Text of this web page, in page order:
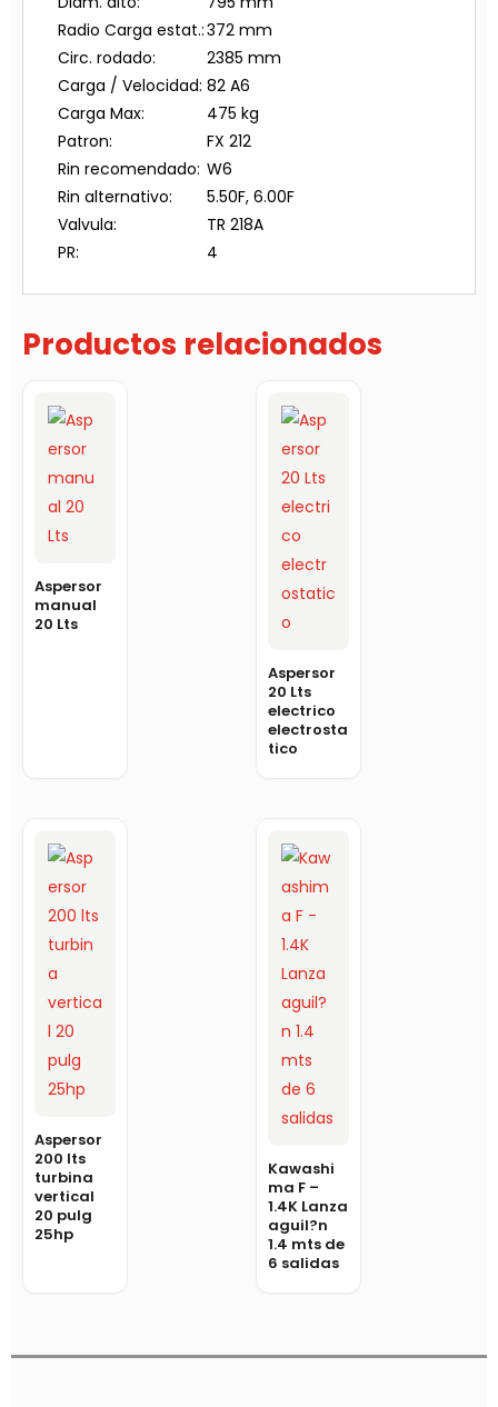
Radio Carga estat.:372 mm
Circ. rodado:
2385 mm
Carga / Velocidad: 82 A6
Carga Max:
475 kg
Patron:
FX 212
Rin recomendado: W6
Rin alternativo:
5.50F, 6.00F
Valvula:
TR 218A
PR:
4
Productos relacionados
Aspersor
manual
20 Lts
Aspersor
20 Lts
electrico
electrosta
tico
Aspersor
200 lts
turbina
vertical
20 pulg
25hp
Kawashi
ma F –
1.4K Lanza
aguil?n
1.4 mts de
6 salidas